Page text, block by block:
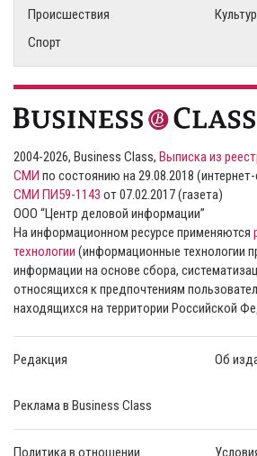
Происшествия
Спорт
2004-2026, Business Class, Выписка из
СМИ по состоянию на 29.08.2018
СМИ ПИ59-1143 от 07.02.2017 (газета)
ООО “Центр деловой информации”
На информационном ресурсе применяются
технологии (информационные технологии
информации на основе сбора,
относящихся к предпочтениям
находящихся на территории Российской
Редакция Об
Реклама в Business Class
Политика в отношении